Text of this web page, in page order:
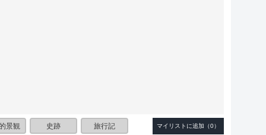
景観 史跡 旅行記